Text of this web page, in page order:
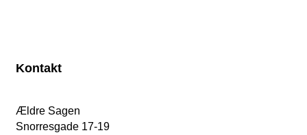
Kontakt
Ældre Sagen
Snorresgade 17-19